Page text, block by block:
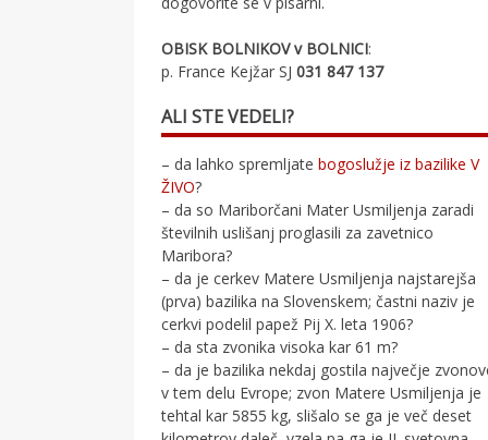
OBISK BOLNIKOV v BOLNICI:
p. France Kejžar SJ031 847 137
ALI STE VEDELI?
– da lahko spremljatebogoslužje iz bazilike V
ŽIVO?
– da so Mariborčani Mater Usmiljenja zaradi
številnih uslišanj proglasili za zavetnico
Maribora?
– da je cerkev Matere Usmiljenja najstarejša
(prva) bazilika na Slovenskem; častni naziv je
cerkvi podelil papež Pij X. leta 1906?
– da sta zvonika visoka kar 61 m?
– da je bazilika nekdaj gostila največje
v tem delu Evrope; zvon Matere Usmiljenja je
tehtal kar 5855 kg, slišalo se ga je več deset